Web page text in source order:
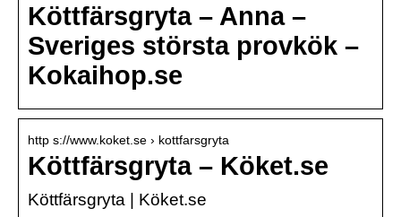
Köttfärsgryta – Anna –
Sveriges största provkök –
Kokaihop.se
http s://www.koket.se › kottfarsgryta
Köttfärsgryta – Köket.se
Köttfärsgryta | Köket.se